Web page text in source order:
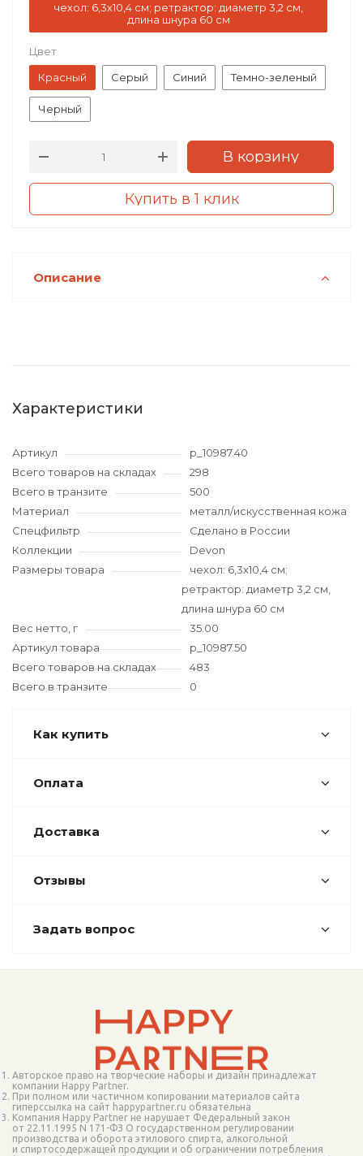
чехол: 6,3х10,4 см; ретрактор: диаметр 3,2 см,
длина шнура 60 см
Цвет
Красный
Серый Синий Темно-зеленый
Черный
В корзину
Купить в 1 клик
Описание
Характеристики
Артикул
p_10987.40
Всего товаров на складах
298
Всего в транзите
500
Материал
металл/искусственная кожа
Спецфильтр
Сделано в России
Коллекции
Devon
Размеры товара
чехол: 6,3х10,4 см;
ретрактор: диаметр 3,2 см,
длина шнура 60 см
Вес нетто, г
35.00
Артикул товара
p_10987.50
Всего товаров на складах
483
Всего в транзите
0
Как купить
Оплата
Доставка
Отзывы
Задать вопрос
Авторское право на творческие наборы и дизайн принадлежат
компании Happy Partner.
При полном или частичном копировании материалов сайта
гиперссылка на сайт happypartner.ru обязательна
Компания Happy Partner не нарушает Федеральный закон
от 22.11.1995 N 171-ФЗ О государственном регулировании
производства и оборота этилового спирта, алкогольной
и спиртосодержащей продукции и об ограничении потребления